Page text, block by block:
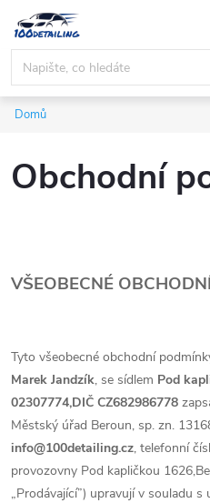
obsah
Domů
Obchodní
VŠEOBECNÉ
Tyto všeobecné obchodní
Marek Jandzík, se sídlem Pod
02307774,DIČ CZ682986778
Městský úřad Beroun, sp. zn.
info@100detailing.cz, telefonní
provozovny Pod kapličkou
„Prodávající”) upravují v souladu